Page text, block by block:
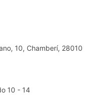
10, Chamberí, 28010
10 - 14